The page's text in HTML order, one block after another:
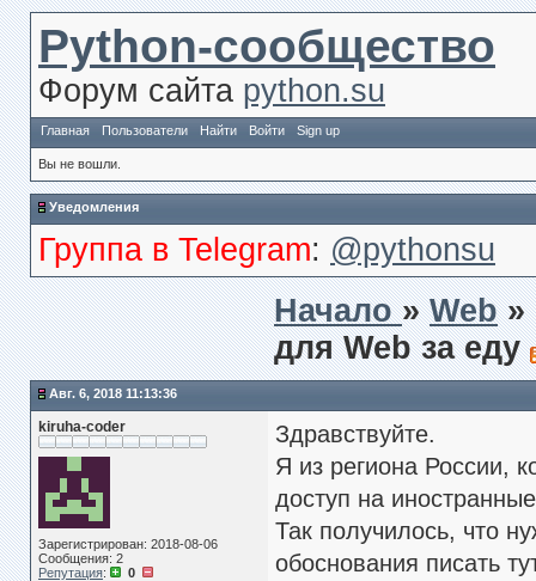
Python-сообщество
Форум сайта python.su
Главная Пользователи Найти Войти Sign up
Вы не вошли.
Уведомления
Группа в Telegram: @pythonsu
Начало»Web »
для Web за еду
Авг. 6, 2018 11:13:36
kiruha-coder
Зарегистрирован: 2018-08-06
Сообщения: 2
Репутация:
0
Здравствуйте.
Я из региона России,
доступ на
Так получилось, что
обоснования писать